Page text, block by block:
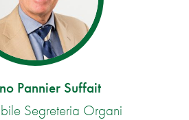
Pannier Suffait
Segreteria Organi